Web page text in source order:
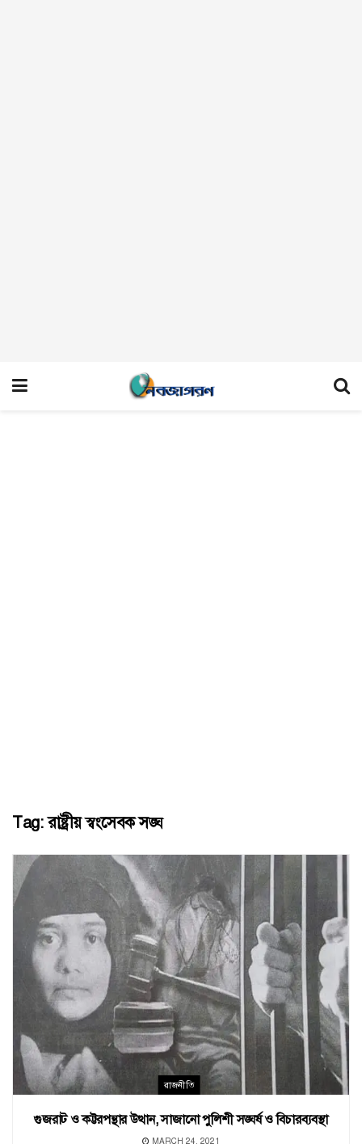
Tag:রাষ্ট্রীয় স্বংসেবক সঙ্ঘ
রাজনীতি
গুজরাট ও কট্টরপন্থার উত্থান, সাজানো পুলিশী সঙ্ঘর্ষ ও বিচারব্যবস্থা
MARCH 24, 2021